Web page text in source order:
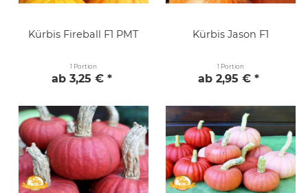
Kürbis Fireball F1 PMT
1 Portion
ab 3,25 € *
Kürbis Jason F1
1 Portion
ab 2,95 € *